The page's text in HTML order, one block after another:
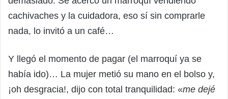
cachivaches y la cuidadora, eso sí sin comprarle
nada, lo invitó a un café…
Y llegó el momento de pagar (el marroquí ya se
había ido)… La mujer metió su mano en el bolso y,
¡oh desgracia!, dijo con total tranquilidad: «me dejé